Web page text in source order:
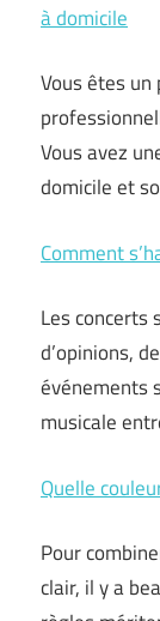
à domicile
Vous êtes
Vous avez
domicile et
Comment
Les concerts
d’opinions,
événements
musicale
Quelle
Pour
clair, il y a